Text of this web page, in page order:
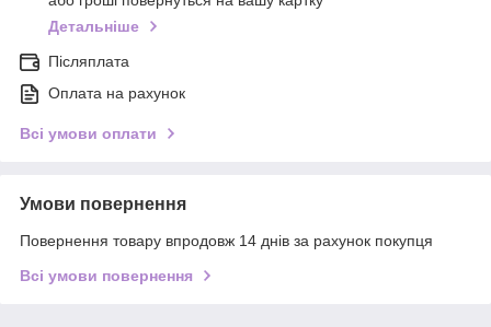
Детальніше
Післяплата
Оплата на рахунок
Всі умови оплати
Умови повернення
Повернення товару впродовж 14 днів за рахунок покупця
Всі умови повернення